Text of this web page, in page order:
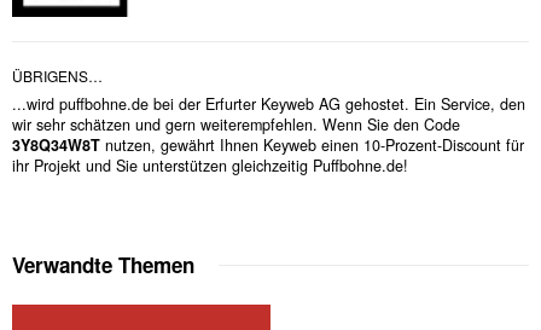
ÜBRIGENS…
...wird puffbohne.de bei der Erfurter Keyweb AG gehostet. Ein Service, den
wir sehr schätzen und gern weiterempfehlen. Wenn Sie den Code
3Y8Q34W8T nutzen, gewährt Ihnen Keyweb einen 10-Prozent-Discount für
ihr Projekt und Sie unterstützen gleichzeitig Puffbohne.de!
Verwandte Themen